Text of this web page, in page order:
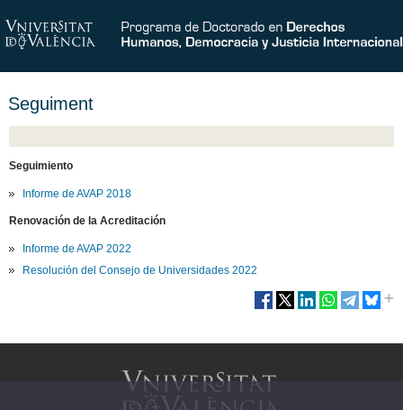
Seguiment
Seguimiento
Informe de AVAP 2018
Renovación de la Acreditación
Informe de AVAP 2022
Resolución del Consejo de Universidades 2022